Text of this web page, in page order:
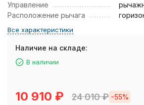
Управление
Расположение рычага
Все характеристики
Наличие на складе:
В наличии
10 910 ₽ 24 010₽ -55%